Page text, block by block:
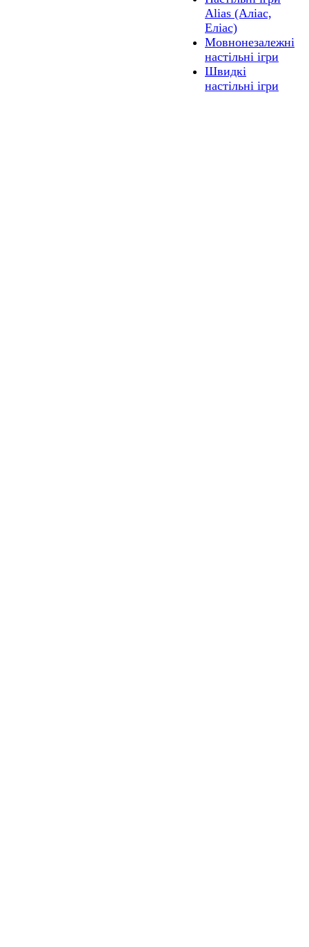
Alias (Аліас,
Еліас)
Мовнонезалежні
настільні ігри
Швидкі
настільні ігри